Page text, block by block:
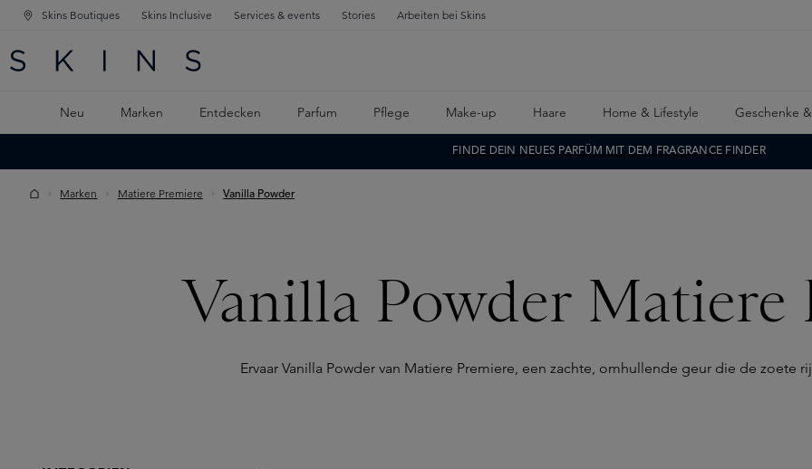
SPRINGEN
SPRINGEN
Skins Boutiques Skins Inclusive Services & events Stories Arbeiten bei Skins
Neu Marken Entdecken Parfum Pflege Make-up Haare Home & Lifestyle Geschenke
FINDE DEIN NEUES PARFÜM MIT DEM FRAGRANCE FINDER
Marken Matiere Premiere Vanilla Powder
Vanilla Powder Matiere
Ervaar Vanilla Powder van Matiere Premiere, een zachte, omhullende geur die de zoete